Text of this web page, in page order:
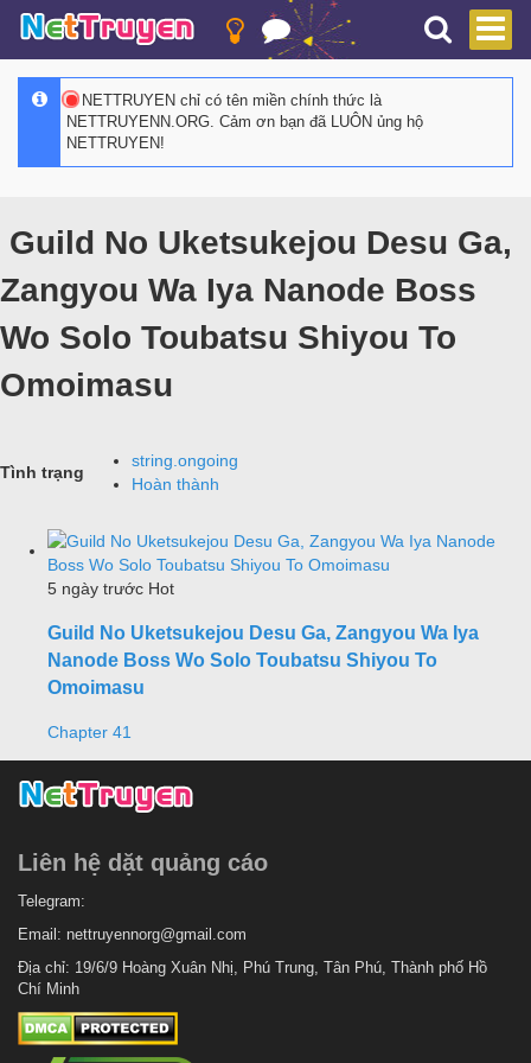
NETTRUYEN chỉ có tên miền chính thức là
NETTRUYENN.ORG. Cảm ơn bạn đã LUÔN ủng hộ
NETTRUYEN!
Guild No Uketsukejou Desu Ga,
Zangyou Wa Iya Nanode Boss
Wo Solo Toubatsu Shiyou To
Omoimasu
Tình trạng
string.ongoing
Hoàn thành
5 ngày trước Hot
Guild No Uketsukejou Desu Ga, Zangyou Wa Iya
Nanode Boss Wo Solo Toubatsu Shiyou To
Omoimasu
Chapter 41
Liên hệ dặt quảng cáo
Telegram:
Email: nettruyennorg@gmail.com
Địa chỉ: 19/6/9 Hoàng Xuân Nhị, Phú Trung, Tân Phú, Thành phố Hồ
Chí Minh